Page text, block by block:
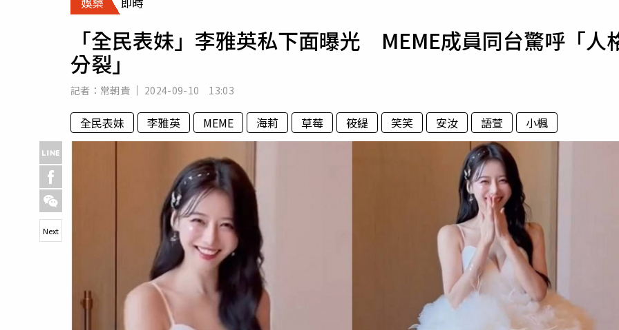
專欄
運勢
「全民表妹」李雅英私下面曝光 MEME成員同台驚呼「人
分裂」
記者： 常朝貴 2024-09-10 13:03
全民表妹 李雅英 MEME 海莉 草莓 筱緹 笑笑 安汝 語萱 小楓
Next